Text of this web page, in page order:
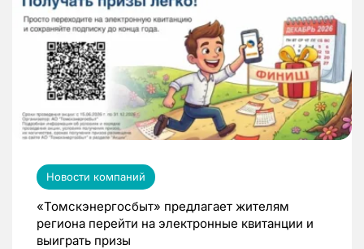
Новости компаний
«Томскэнергосбыт» предлагает жителям
региона перейти на электронные квитанции и
выиграть призы